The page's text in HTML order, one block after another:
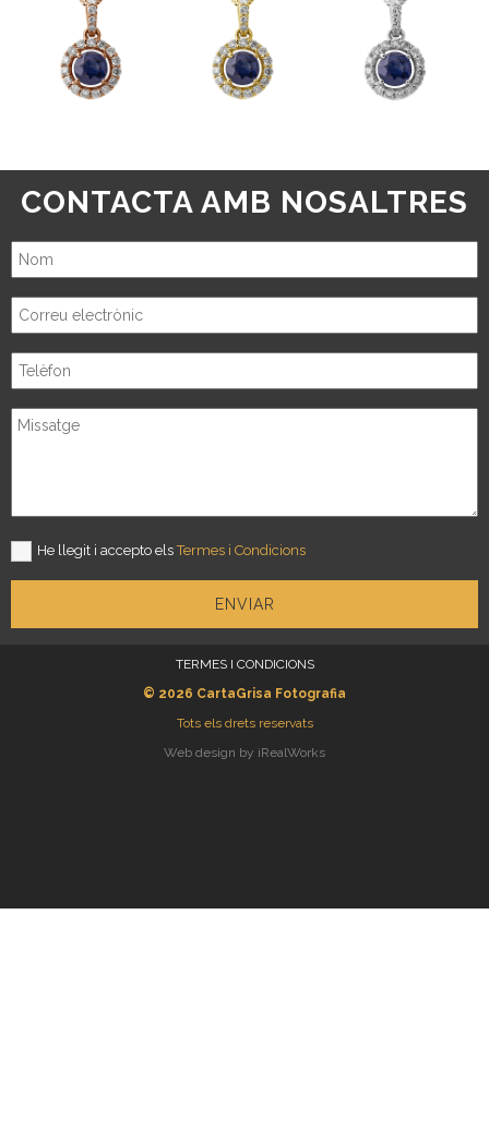
CONTACTA AMB NOSALTRES
He llegit i accepto elsTermes i Condicions
ENVIAR
TERMES I CONDICIONS
© 2026 CartaGrisa Fotografia
Tots els drets reservats
Web design by iRealWorks